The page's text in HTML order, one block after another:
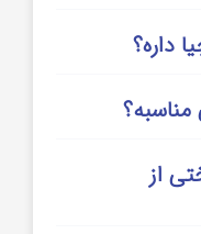
داره؟
از